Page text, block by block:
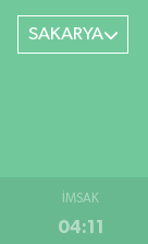
SAKARYA
İMSAK
04:11